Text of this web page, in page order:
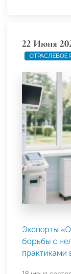
22 Июня
ОТРАСЛЕВОЕ
Эксперты
борьбы с
практиками